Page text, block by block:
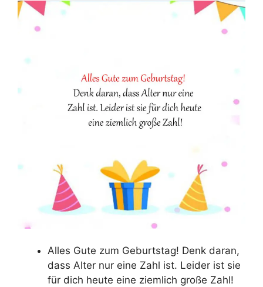
Alles Gute zum Geburtstag! Denk daran,
dass Alter nur eine Zahl ist. Leider ist sie
für dich heute eine ziemlich große Zahl!